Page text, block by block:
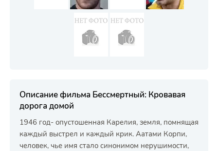
Описание фильма Бессмертный: Кровавая
дорога домой
1946 год- опустошенная Карелия, земля, помнящая
каждый выстрел и каждый крик. Аатами Корпи,
человек, чье имя стало синонимом нерушимости,